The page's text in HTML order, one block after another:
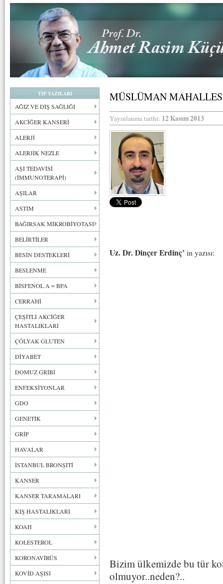
TIP YAZILARI
AĞIZ VE DİŞ SAĞLIĞI
AKCİĞER KANSERİ
ALERJİ
ALERJİK NEZLE
AŞI TEDAVİSİ
(İMMUNOTERAPİ)
AŞILAR
ASTIM
BAĞIRSAK MİKROBİYOTASI
BELİRTİLER
BESİN DESTEKLERİ
BESLENME
BİSFENOL A = BPA
CERRAHİ
ÇEŞİTLİ AKCİĞER
HASTALIKLARI
ÇÖLYAK GLUTEN
DİYABET
DOMUZ GRİBİ
ENFEKSİYONLAR
GDO
GENETİK
GRİP
HAVALAR
İSTANBUL BRONŞİTİ
KANSER
KANSER TARAMALARI
KIŞ HASTALIKLARI
KOAH
KOLESTEROL
KORONAVİRÜS
KOVİD AŞISI
MÜSLÜMAN
Yayınlanma tarihi: 12 Kasım 2013
Uz. Dr. Dinçer Erdinç’ in yazısı:
Bizim ülkemizde bu tür
olmuyor..neden?..